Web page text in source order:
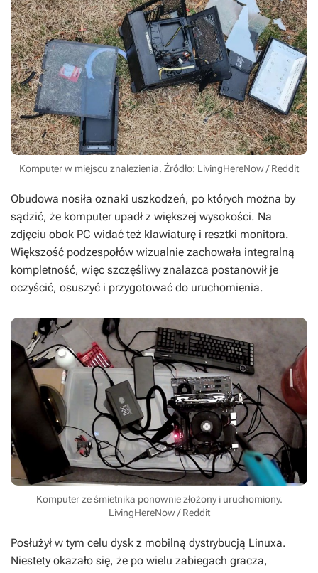
Komputer w miejscu znalezienia. Źródło: LivingHereNow / Reddit
Obudowa nosiła oznaki uszkodzeń, po których można by
sądzić, że komputer upadł z większej wysokości. Na
zdjęciu obok PC widać też klawiaturę i resztki monitora.
Większość podzespołów wizualnie zachowała integralną
kompletność, więc szczęśliwy znalazca postanowił je
oczyścić, osuszyć i przygotować do uruchomienia.
Komputer ze śmietnika ponownie złożony i uruchomiony.
LivingHereNow / Reddit
Posłużył w tym celu dysk z mobilną dystrybucją Linuxa.
Niestety okazało się, że po wielu zabiegach gracza,